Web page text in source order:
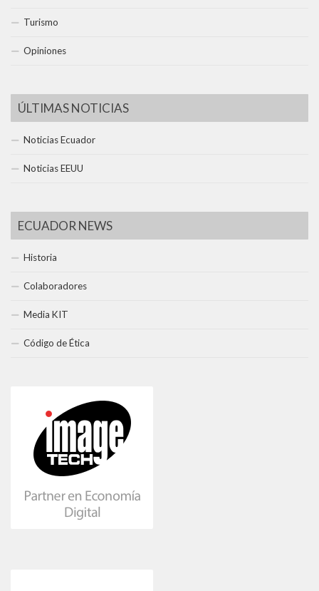
Turismo
Opiniones
ÚLTIMAS NOTICIAS
Noticias Ecuador
Noticias EEUU
ECUADOR NEWS
Historia
Colaboradores
Media KIT
Código de Ética